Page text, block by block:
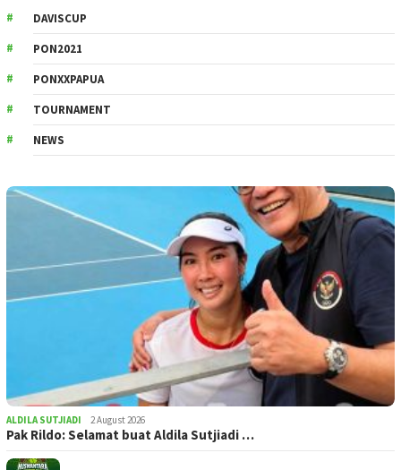
DAVISCUP
PON2021
PONXXPAPUA
TOURNAMENT
NEWS
ALDILA SUTJIADI 2 August 2026
Pak Rildo: Selamat buat Aldila Sutjiadi …